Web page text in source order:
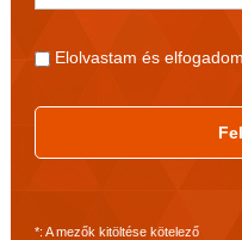
Elolvastam és
*: A mezők kitöltése kötelező